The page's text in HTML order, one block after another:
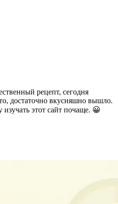
рецепт, сегодня
достаточно вкусняшно вышло.
изучать этот сайт почаще. 😀